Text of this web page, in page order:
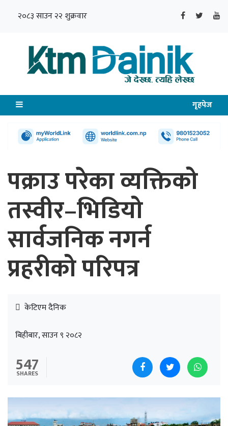
२०८३ साउन २२ शुक्रवार
गृहपेज
पक्राउ परेका व्यक्तिको
तस्वीर–भिडियो
सार्वजनिक नगर्न
प्रहरीको परिपत्र
केटिएम दैनिक
बिहीबार, साउन ९ २०८२
547
SHARES